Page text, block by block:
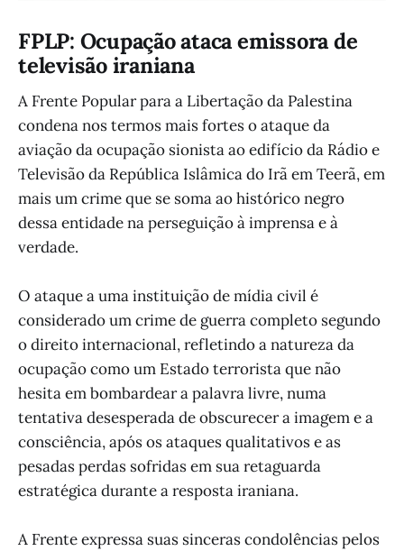
FPLP: Ocupação ataca emissora de
televisão iraniana
A Frente Popular para a Libertação da Palestina
condena nos termos mais fortes o ataque da
aviação da ocupação sionista ao edifício da Rádio e
Televisão da República Islâmica do Irã em Teerã, em
mais um crime que se soma ao histórico negro
dessa entidade na perseguição à imprensa e à
verdade.
O ataque a uma instituição de mídia civil é
considerado um crime de guerra completo segundo
o direito internacional, refletindo a natureza da
ocupação como um Estado terrorista que não
hesita em bombardear a palavra livre, numa
tentativa desesperada de obscurecer a imagem e a
consciência, após os ataques qualitativos e as
pesadas perdas sofridas em sua retaguarda
estratégica durante a resposta iraniana.
A Frente expressa suas sinceras condolências pelos